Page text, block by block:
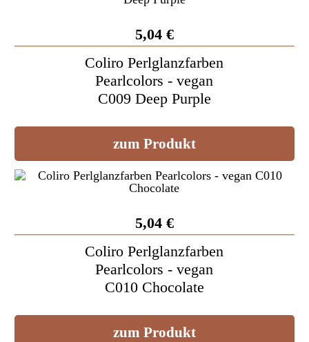
5,04 €
Coliro Perlglanzfarben
Pearlcolors - vegan
C009 Deep Purple
zum Produkt
5,04 €
Coliro Perlglanzfarben
Pearlcolors - vegan
C010 Chocolate
zum Produkt